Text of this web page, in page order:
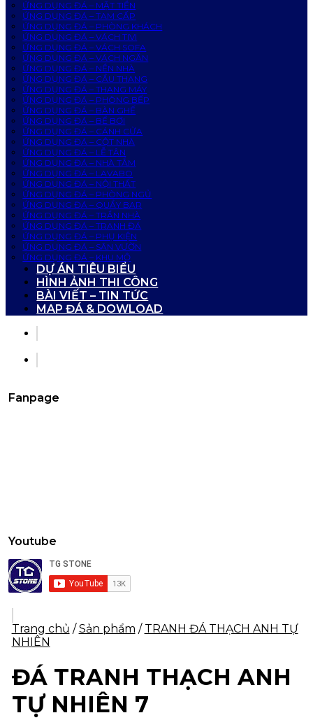
ỨNG DỤNG ĐÁ – MẶT TIỀN
ỨNG DỤNG ĐÁ – TAM CẤP
ỨNG DỤNG ĐÁ – PHÒNG KHÁCH
ỨNG DỤNG ĐÁ – VÁCH TIVI
ỨNG DỤNG ĐÁ – VÁCH SOFA
ỨNG DỤNG ĐÁ – VÁCH NGĂN
ỨNG DỤNG ĐÁ – NỀN NHÀ
ỨNG DỤNG ĐÁ – CẦU THANG
ỨNG DỤNG ĐÁ – THANG MÁY
ỨNG DỤNG ĐÁ – PHÒNG BẾP
ỨNG DỤNG ĐÁ – BÀN GHẾ
ỨNG DỤNG ĐÁ – BỂ BƠI
ỨNG DỤNG ĐÁ – CÁNH CỬA
ỨNG DỤNG ĐÁ – CỘT NHÀ
ỨNG DỤNG ĐÁ – LỄ TÂN
ỨNG DỤNG ĐÁ – NHÀ TẮM
ỨNG DỤNG ĐÁ – LAVABO
ỨNG DỤNG ĐÁ – NỘI THẤT
ỨNG DỤNG ĐÁ – PHÒNG NGỦ
ỨNG DỤNG ĐÁ – QUẦY BAR
ỨNG DỤNG ĐÁ – TRẦN NHÀ
ỨNG DỤNG ĐÁ – TRANH ĐÁ
ỨNG DỤNG ĐÁ – PHỤ KIỆN
ỨNG DỤNG ĐÁ – SÂN VƯỜN
ỨNG DỤNG ĐÁ – KHU MỘ
DỰ ÁN TIÊU BIỂU
HÌNH ẢNH THI CÔNG
BÀI VIẾT – TIN TỨC
MAP ĐÁ & DOWLOAD
Fanpage
Youtube
Trang chủ / Sản phẩm / TRANH ĐÁ THẠCH ANH TỰ
NHIÊN
ĐÁ TRANH THẠCH ANH
TỰ NHIÊN 7